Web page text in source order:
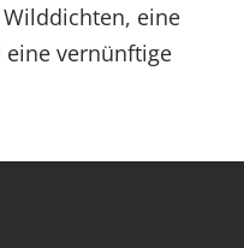
eine
vernünftige